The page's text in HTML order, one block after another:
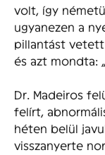
volt, így
ugyanezen a
pillantást
és azt mondta:
Dr. Madeiros
felírt,
héten belül
visszanyerte